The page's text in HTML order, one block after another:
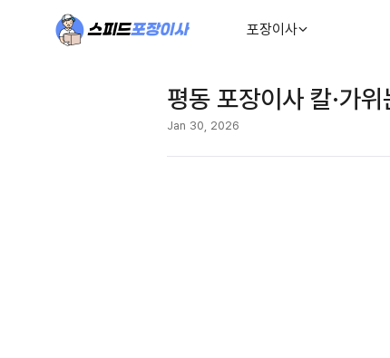
포장이사
평동 포장이사 칼·가
Jan 30, 2026